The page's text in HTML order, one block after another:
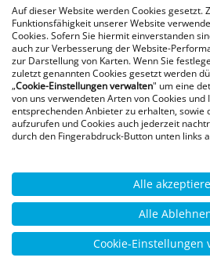
Datenschutz AGB
+300
★★
4,9 von
Auf dieser Website werden Cookies gesetzt.
Funktionsfähigkeit unserer Website
Cookies. Sofern Sie hiermit einverstanden
auch zur Verbesserung der Website-
zur Darstellung von Karten. Wenn Sie
zuletzt genannten Cookies gesetzt werden
„Cookie-Einstellungen verwalten" um eine
von uns verwendeten Arten von Cookies
entsprechenden Anbieter zu erhalten, sowie
aufzurufen und Cookies auch jederzeit
durch den Fingerabdruck-Button unten links
Alle
Alle
Cookie-Einstellungen